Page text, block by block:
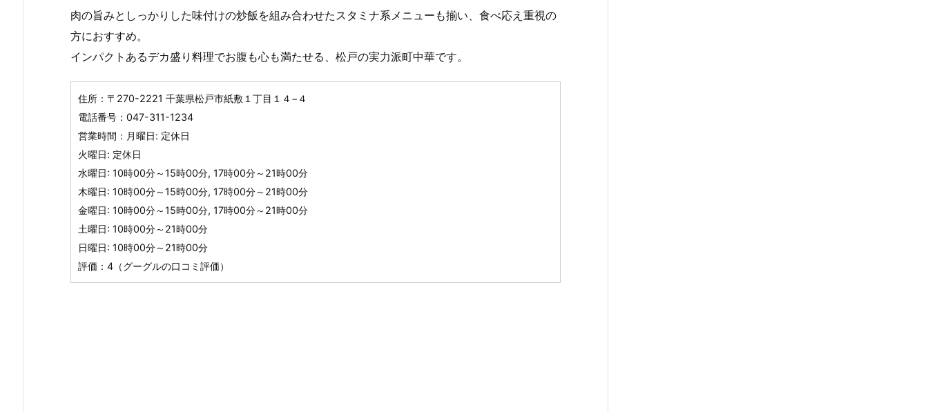
肉の旨みとしっかりした味付けの炒飯を組み合わせたスタミナ系メニューも揃い、食べ応え重視の
方におすすめ。
インパクトあるデカ盛り料理でお腹も心も満たせる、松戸の実力派町中華です。
住所：〒270-2221 千葉県松戸市紙敷１丁目１４−４
電話番号：047-311-1234
営業時間：月曜日: 定休日
火曜日: 定休日
水曜日: 10時00分～15時00分, 17時00分～21時00分
木曜日: 10時00分～15時00分, 17時00分～21時00分
金曜日: 10時00分～15時00分, 17時00分～21時00分
土曜日: 10時00分～21時00分
日曜日: 10時00分～21時00分
評価：4（グーグルの口コミ評価）